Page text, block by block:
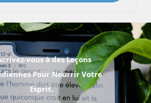
vous à des Leçons
Pour Nourrir Votre
Esprit.